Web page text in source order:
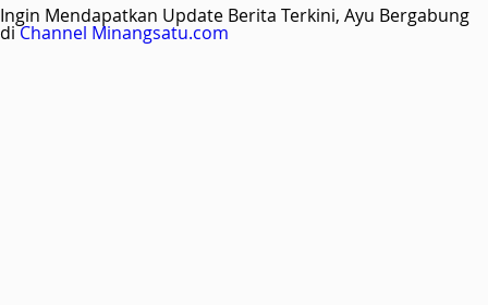
Ingin Mendapatkan Update Berita Terkini, Ayu Bergabung
diChannel Minangsatu.com